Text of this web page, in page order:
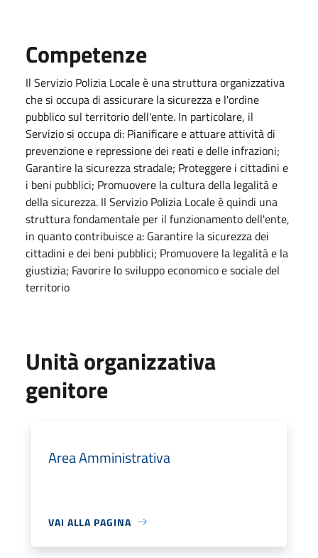
Competenze
Il Servizio Polizia Locale è una struttura organizzativa
che si occupa di assicurare la sicurezza e l'ordine
pubblico sul territorio dell'ente. In particolare, il
Servizio si occupa di: Pianificare e attuare attività di
prevenzione e repressione dei reati e delle infrazioni;
Garantire la sicurezza stradale; Proteggere i cittadini e
i beni pubblici; Promuovere la cultura della legalità e
della sicurezza. Il Servizio Polizia Locale è quindi una
struttura fondamentale per il funzionamento dell'ente,
in quanto contribuisce a: Garantire la sicurezza dei
cittadini e dei beni pubblici; Promuovere la legalità e la
giustizia; Favorire lo sviluppo economico e sociale del
territorio
Unità organizzativa
genitore
Area Amministrativa
VAI ALLA PAGINA